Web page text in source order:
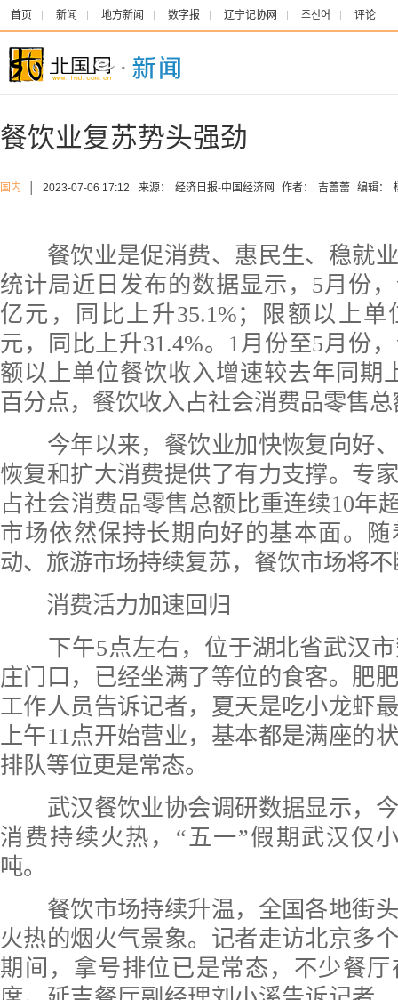
首页 新闻 地方新闻 数字报 辽宁记协网 조선어 评论
餐饮业复苏势头强劲
国内 2023-07-06 17:12 来源： 经济日报-中国经济网 作者： 吉蕾蕾 编辑：
餐饮业是促消费、惠民生、稳就业
统计局近日发布的数据显示，5月份
亿元，同比上升35.1%；限额以上单
元，同比上升31.4%。1月份至5月份
额以上单位餐饮收入增速较去年同期
百分点，餐饮收入占社会消费品零售总
今年以来，餐饮业加快恢复向好、
恢复和扩大消费提供了有力支撑。专
占社会消费品零售总额比重连续10年
市场依然保持长期向好的基本面。
动、旅游市场持续复苏，餐饮市场将
消费活力加速回归
下午5点左右，位于湖北省武汉市
庄门口，已经坐满了等位的食客。肥
工作人员告诉记者，夏天是吃小龙虾
上午11点开始营业，基本都是满座的
排队等位更是常态。
武汉餐饮业协会调研数据显示，今
消费持续火热，“五一”假期武汉仅
吨。
餐饮市场持续升温，全国各地街头
火热的烟火气景象。记者走访北京多
期间，拿号排位已是常态，不少餐